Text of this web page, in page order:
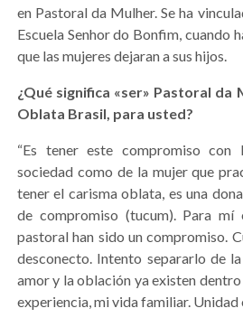
en Pastoral da Mulher. Se ha
Escuela Senhor do Bonfim, cuando
que las mujeres dejaran a sus hijos.
¿Qué significa «ser» Pastoral da
Oblata Brasil, para usted?
“Es tener este compromiso
sociedad como de la mujer que
tener el carisma oblata, es una
de compromiso (tucum). Para
pastoral han sido un compromiso.
desconecto. Intento separarlo de
amor y la oblación ya existen
experiencia, mi vida familiar.